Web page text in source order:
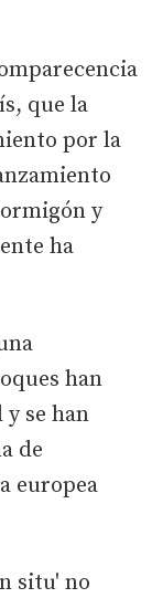
que la
por la
y
ha
han
se han
de
europea
situ' no